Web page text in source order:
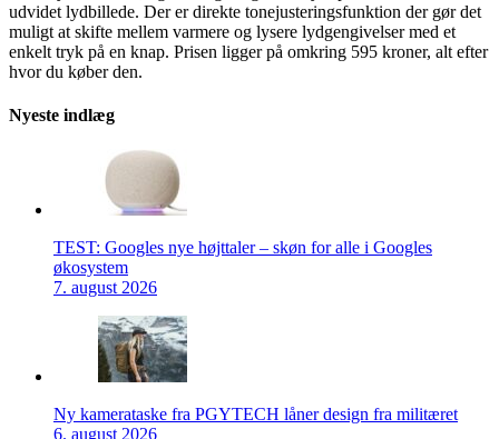
udvidet lydbillede. Der er direkte tonejusteringsfunktion der gør det
muligt at skifte mellem varmere og lysere lydgengivelser med et
enkelt tryk på en knap. Prisen ligger på omkring 595 kroner, alt efter
hvor du køber den.
Nyeste indlæg
TEST: Googles nye højttaler – skøn for alle i Googles
økosystem
7. august 2026
Ny kamerataske fra PGYTECH låner design fra militæret
6. august 2026